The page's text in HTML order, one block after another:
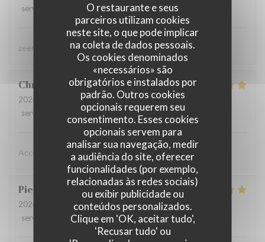
O restaurante e seus
parceiros utilizam cookies
neste site, o que pode implicar
na coleta de dados pessoais.
Os cookies denominados
«necessários» são
obrigatórios e instalados por
padrão. Outros cookies
opcionais requerem seu
consentimento. Esses cookies
opcionais servem para
analisar sua navegação, medir
a audiência do site, oferecer
funcionalidades (por exemplo,
relacionadas às redes sociais)
ou exibir publicidade ou
conteúdos personalizados.
Clique em 'OK, aceitar tudo',
'Recusar tudo' ou
service
ambience:4/5 menu: 4/5 quality_price
zeer lekker gegeten, zeer vriendelijke bediening
Christine D
2026-08-02
- 19:15 - guests 2
service
ambience: 5/5 menu: 5/5 quality_price
Accueil chaleureux , professionnel
Pierre
2026-07-31
- 19:30 - guests 8
service
ambience :5/5 menu:5/5 quality_price